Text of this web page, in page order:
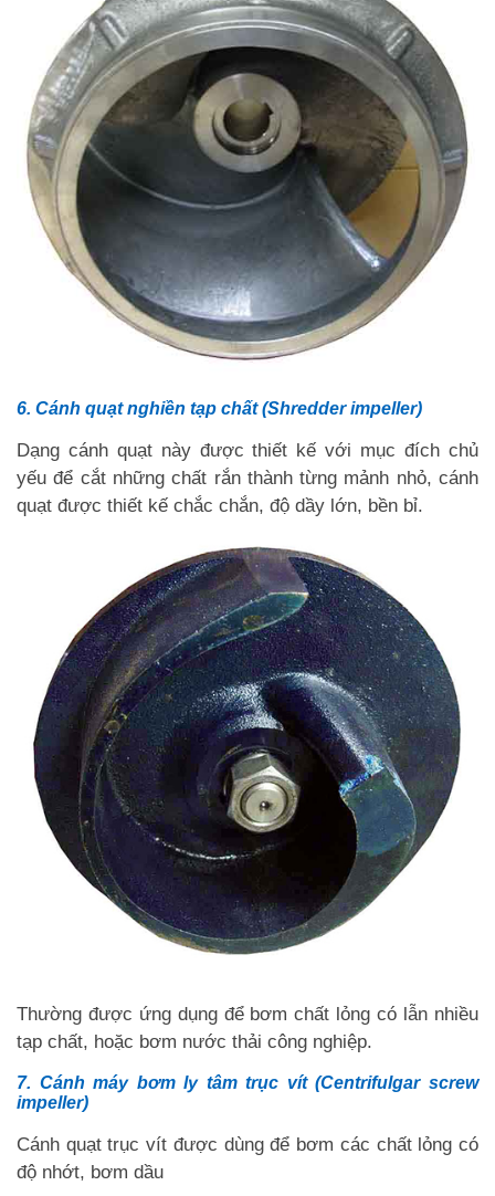
6. Cánh quạt nghiền tạp chất (Shredder impeller)
Dạng cánh quạt này được thiết kế với mục đích chủ
yếu để cắt những chất rắn thành từng mảnh nhỏ, cánh
quạt được thiết kế chắc chắn, độ dầy lớn, bền bỉ.
Thường được ứng dụng để bơm chất lỏng có lẫn nhiều
tạp chất, hoặc bơm nước thải công nghiệp.
7. Cánh máy bơm ly tâm trục vít (Centrifulgar screw
impeller)
Cánh quạt trục vít được dùng để bơm các chất lỏng có
độ nhớt, bơm dầu